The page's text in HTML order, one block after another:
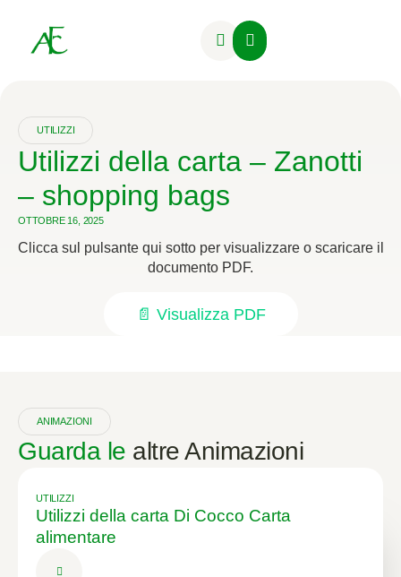
UTILIZZI
Utilizzi della carta – Zanotti
– shopping bags
OTTOBRE 16, 2025
Clicca sul pulsante qui sotto per visualizzare o scaricare il
documento PDF.
📄 Visualizza PDF
ANIMAZIONI
Guarda le altre Animazioni
UTILIZZI
Utilizzi della carta Di Cocco Carta
alimentare